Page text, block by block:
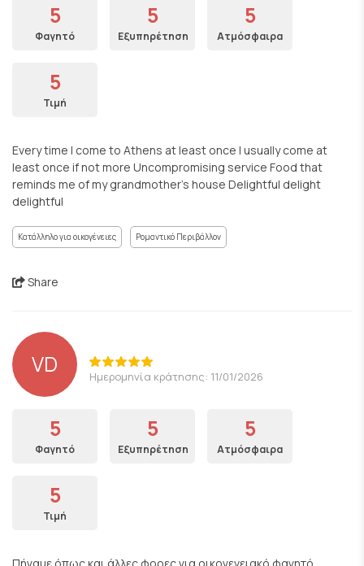
5
Φαγητό
5
Εξυπηρέτηση
5
Ατμόσφαιρα
5
Τιμή
Every time I come to Athens at least once I usually come at
least once if not more Uncompromising service Food that
reminds me of my grandmother's house Delightful delight
delightful
Κατάλληλο για οικογένειες Ρομαντικό Περιβάλλον
Share
VD Ημερομηνία κράτησης: 11/01/2026
5
Φαγητό
5
Εξυπηρέτηση
5
Ατμόσφαιρα
5
Τιμή